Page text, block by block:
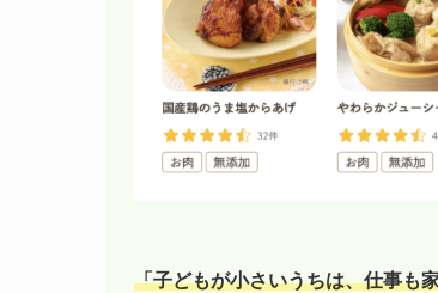
「子どもが小さいうちは、仕事も